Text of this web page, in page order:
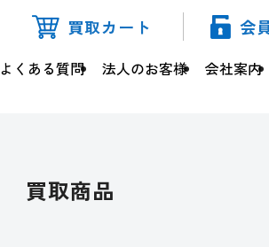
買取カート 会
よくある質問 法人のお客様 会社案内
買取商品